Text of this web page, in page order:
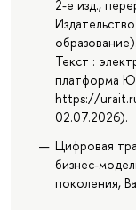
2-е изд.,
Текст :
платформа
https://
02.07.2026).
Цифровая
бизнес-
поколения,